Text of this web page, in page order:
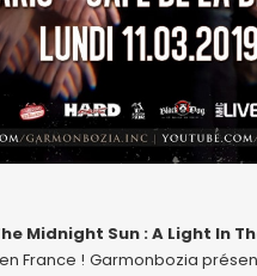
Midnight Sun : A Light In
France ! Garmonbozia